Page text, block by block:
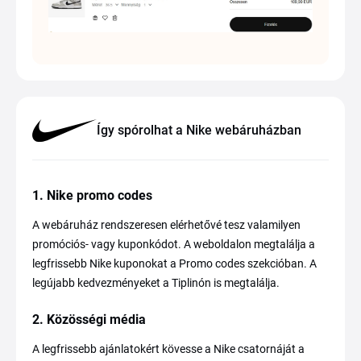
Így spórolhat a Nike webáruházban
1. Nike promo codes
A webáruház rendszeresen elérhetővé tesz valamilyen
promóciós- vagy kuponkódot. A weboldalon megtalálja a
legfrissebb Nike kuponokat a Promo codes szekcióban. A
legújabb kedvezményeket a Tiplinón is megtalálja.
2. Közösségi média
A legfrissebb ajánlatokért kövesse a Nike csatornáját a